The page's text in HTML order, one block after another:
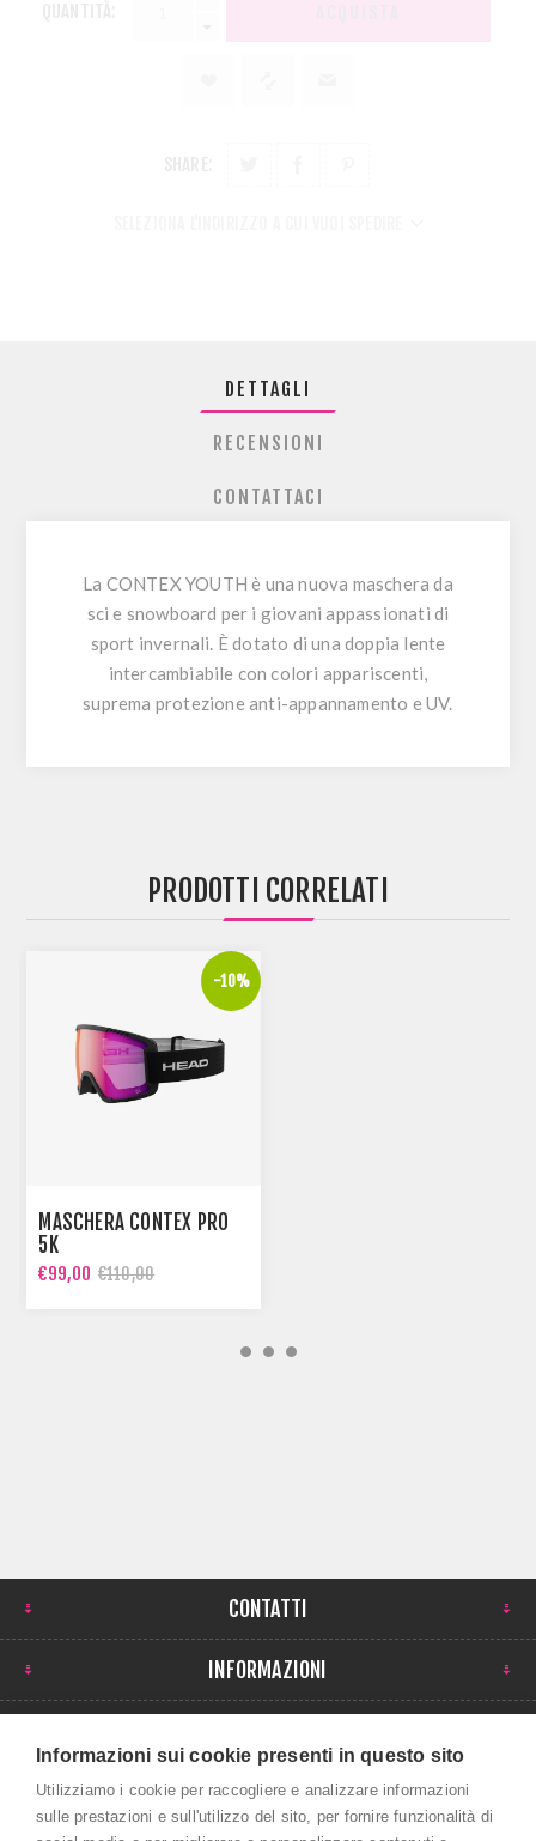
DETTAGLI
RECENSIONI
CONTATTACI
La CONTEX YOUTH è una nuova maschera da
sci e snowboard per i giovani appassionati di
sport invernali. È dotato di una doppia lente
intercambiabile con colori appariscenti,
suprema protezione anti-appannamento e UV.
PRODOTTI CORRELATI
-10%
MASCHERA CONTEX PRO
5K
€99,00 €110,00
CONTATTI
INFORMAZIONI
NEWSLETTER
Informazioni sui cookie presenti in questo sito
Utilizziamo i cookie per raccogliere e analizzare informazioni
sulle prestazioni e sull'utilizzo del sito, per fornire funzionalità di